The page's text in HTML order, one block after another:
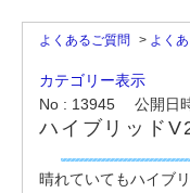
よくあるご質問 > よく
カテゴリー表示
No : 13945
公開日
ハイブリッド
晴れていてもハイブ